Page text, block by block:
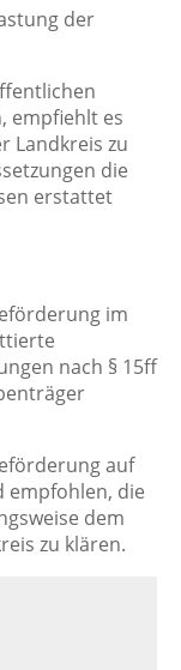
der
empfiehlt es
Landkreis zu
die
erstattet
im
nach § 15ff
auf
empfohlen, die
dem
zu klären.